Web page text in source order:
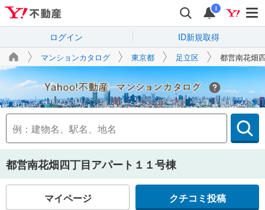
i
ログイン ID新規取得
マンションカタログ 東京都 足立区 都営南花畑
Yahoo!不動産
都営南花畑四丁目アパート１１号棟
マイページ クチコミ投稿